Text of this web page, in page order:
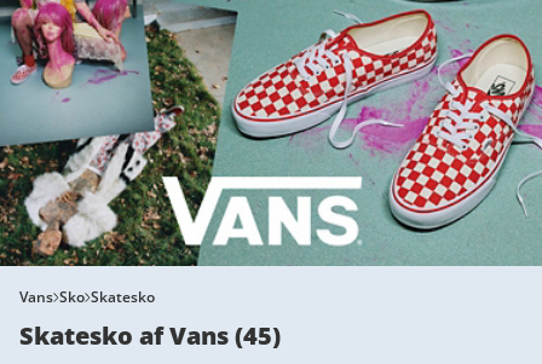
Vans Sko Skatesko
Skatesko af Vans(45)